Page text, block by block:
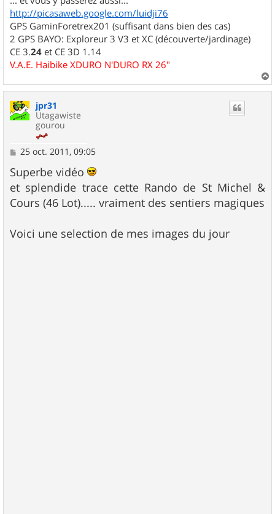
http://picasaweb.google.com/luidji76
GPS GaminForetrex201 (suffisant dans bien des cas)
2 GPS BAYO: Exploreur 3 V3 et XC (découverte/jardinage)
CE 3.24 et CE 3D 1.14
V.A.E. Haibike XDURO N'DURO RX 26"
a
jpr31
Utagawiste
gourou
M
s
s
a
g
e
25 oct. 2011, 09:05
Superbe vidéo
et splendide trace cette Rando de St Michel &
Cours (46 Lot)..... vraiment des sentiers magiques
Voici une selection de mes images du jour